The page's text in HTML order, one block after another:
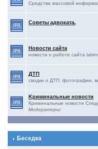
Средства массовой
Советы адвоката.
Новости сайта
новости о работе сайта
ДТП
сводки о ДТП, фотографии,
Kриминальные новости
Криминальные новости
Модераторы:
Беседка